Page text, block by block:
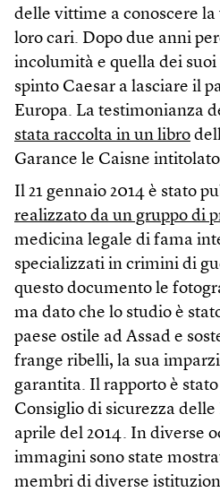
delle vittime a conoscere
loro cari. Dopo due anni
incolumità e quella dei
spinto Caesar a lasciare il
Europa. La testimonianza
stata raccolta in un libro
Garance le Caisne intitolato
Il 21 gennaio 2014 è stato
realizzato da un gruppo di
medicina legale di fama
specializzati in crimini di
questo documento le
ma dato che lo studio è
paese ostile ad Assad e
frange ribelli, la sua
garantita. Il rapporto è
Consiglio di sicurezza
aprile del 2014. In diverse
immagini sono state
membri di diverse